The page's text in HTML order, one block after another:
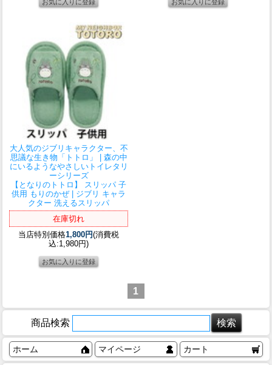
大人気のジブリキャラクター、不
思議な生き物「トトロ」 | 森の中
にいるようなやさしいトイレタリ
ーシリーズ
【となりのトトロ】 スリッパ 子
供用 もりのかぜ | ジブリ キャラ
クター 洗えるスリッパ
在庫切れ
当店特別価格1,800円(消費税
込:1,980円)
1
商品検索
ホーム マイページ カート